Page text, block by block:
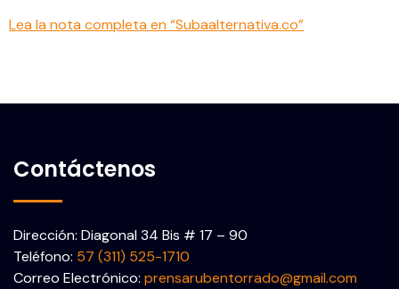
Lea la nota completa en “Subaalternativa.co”
Contáctenos
Dirección: Diagonal 34 Bis # 17 – 90
Teléfono: 57 (311) 525-1710
Correo Electrónico: prensarubentorrado@gmail.com